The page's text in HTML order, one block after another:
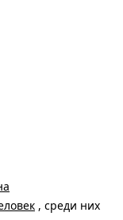
, среди них